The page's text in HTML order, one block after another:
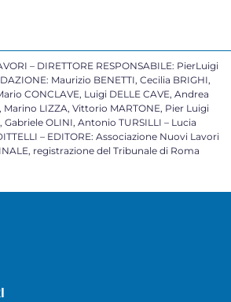
– DIRETTORE RESPONSABILE: PierLuigi
Maurizio BENETTI, Cecilia BRIGHI,
CONCLAVE, Luigi DELLE CAVE, Andrea
Marino LIZZA, Vittorio MARTONE, Pier Luigi
Gabriele OLINI, Antonio TURSILLI – Lucia
– EDITORE: Associazione Nuovi Lavori
registrazione del Tribunale di Roma